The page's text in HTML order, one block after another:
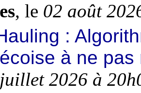
, le 02 août
:
à ne pas
2026 à